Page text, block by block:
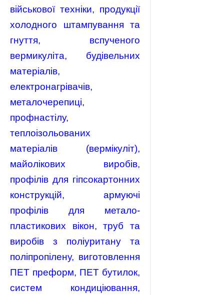
військової техніки, продукції
холодного штампування та
гнуття, вспученого
вермикуліта, будівельних
матеріалів,
електронагрівачів,
металочерепиці,
профнастілу,
теплоізольованих
матеріалів (вермікуліт),
майолікових виробів,
профілів для гіпсокартонних
конструкцій, армуючі
профілів для метало-
пластикових вікон, труб та
виробів з поліуритану та
поліпропілену, виготовлення
ПЕТ преформ, ПЕТ бутилок,
систем кондиціювання,